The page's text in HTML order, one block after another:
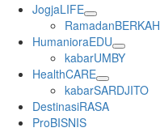
JogjaLIFE
RamadanBERKAH
HumanioraEDU
kabarUMBY
HealthCARE
kabarSARDJITO
DestinasiRASA
ProBISNIS